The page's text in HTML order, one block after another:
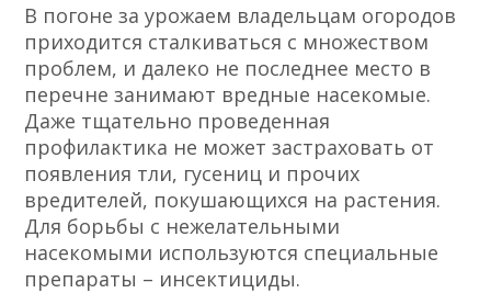
В погоне за урожаем владельцам огородов
приходится сталкиваться с множеством
проблем, и далеко не последнее место в
перечне занимают вредные насекомые.
Даже тщательно проведенная
профилактика не может застраховать от
появления тли, гусениц и прочих
вредителей, покушающихся на растения.
Для борьбы с нежелательными
насекомыми используются специальные
препараты – инсектициды.